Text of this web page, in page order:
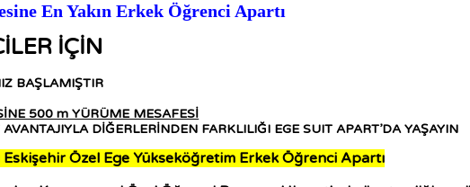
En Yakın Erkek Öğrenci Apartı
İÇİN
BAŞLAMIŞTIR
500 m YÜRÜME MESAFESİ
DİĞERLERİNDEN FARKLILIĞI EGE SUIT APART’DA YAŞAYIN
Eskişehir Özel Ege Yükseköğretim Erkek Öğrenci Apartı